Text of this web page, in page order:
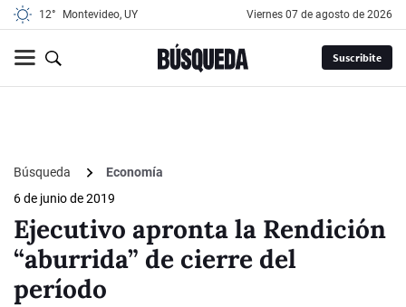
12° Montevideo, UY viernes 07 de agosto de 2026
Suscribite
Búsqueda
Economía
6 de junio de 2019
Ejecutivo apronta la Rendición
“aburrida” de cierre del
período